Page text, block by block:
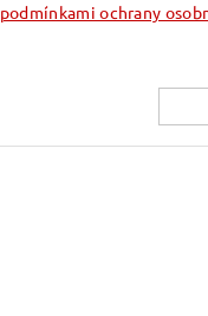
podmínkami ochrany